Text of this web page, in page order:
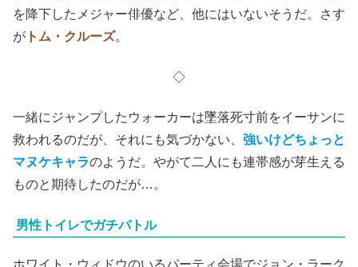
を降下したメジャー俳優など、他にはいないそうだ。さす
が トム・クルーズ。
◇
一緒にジャンプしたウォーカーは墜落死寸前をイーサンに
救われるのだが、それにも気づかない、 強いけどちょっと
マヌケキャラのようだ。やがて二人にも連帯感が芽生える
ものと期待したのだが…。
男性トイレでガチバトル
ホワイト・ウィドウのいるパーティ会場でジョン・ラーク